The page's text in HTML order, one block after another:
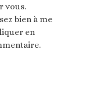
vous.
bien à me
en